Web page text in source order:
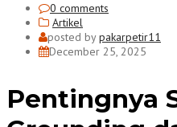
0 comments
Artikel
posted bypakarpetir11
December 25, 2025
Pentingnya